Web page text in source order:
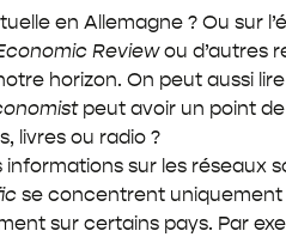
en Allemagne ? Ou sur
Reviewou d’autres
horizon. On peut aussi
peut avoir un point
livres ou radio ?
sur les réseaux
se concentrent uniquement
sur certains pays. Par